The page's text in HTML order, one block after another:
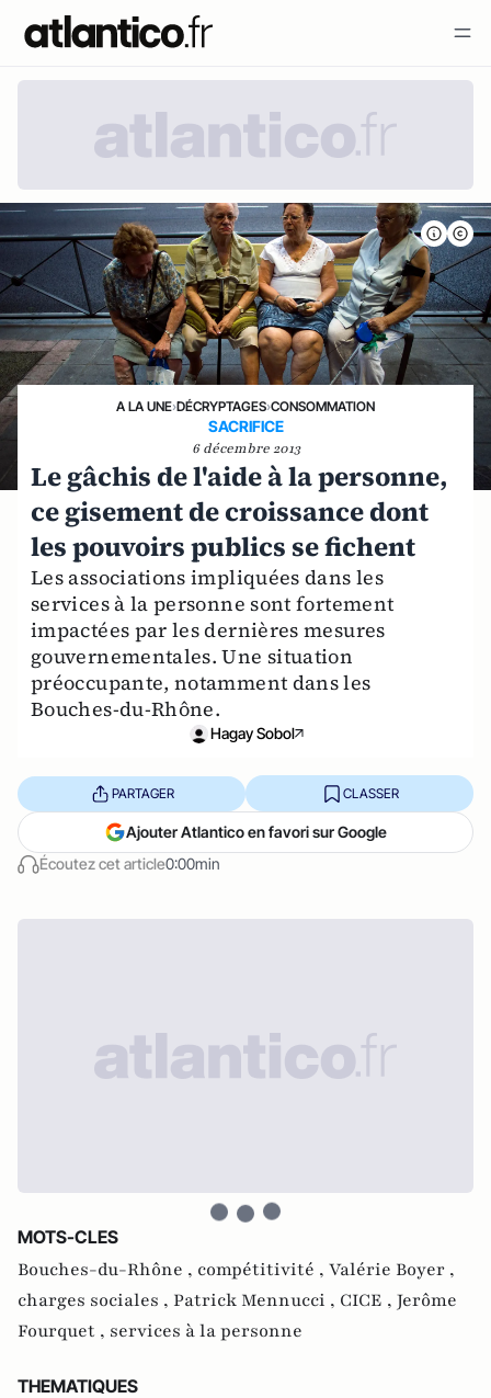
A LA UNE›DÉCRYPTAGES›CONSOMMATION
SACRIFICE
6 décembre 2013
Le gâchis de l'aide à la personne,
ce gisement de croissance dont
les pouvoirs publics se fichent
Les associations impliquées dans les
services à la personne sont fortement
impactées par les dernières mesures
gouvernementales. Une situation
préoccupante, notamment dans les
Bouches-du-Rhône.
Hagay Sobol
Écoutez cet article0:00min
PARTAGER CLASSER
Ajouter Atlantico en favori sur Google
MOTS-CLES
Bouches-du-Rhône , compétitivité , Valérie Boyer ,
charges sociales , Patrick Mennucci , CICE , Jerôme
Fourquet , services à la personne
THEMATIQUES